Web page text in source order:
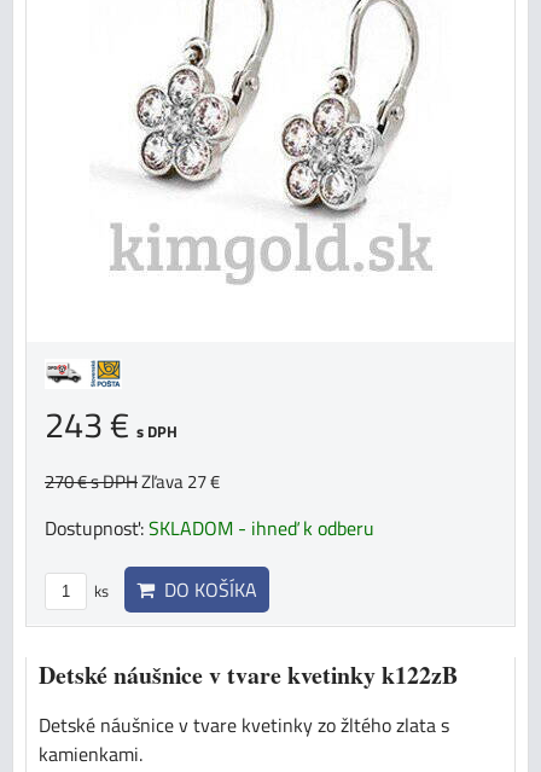
243 € s DPH
270 €s DPHZľava 27 €
Dostupnosť:SKLADOM - ihneď k odberu
ks DO KOŠÍKA
Detské náušnice v tvare kvetinky k122zB
Detské náušnice v tvare kvetinky zo žltého zlata s
kamienkami.